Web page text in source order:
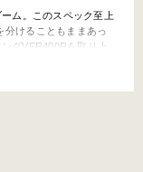
ム。このスペック至上
分けることもままあっ
ダVFR400Rを取り上
の本気。ワークス直